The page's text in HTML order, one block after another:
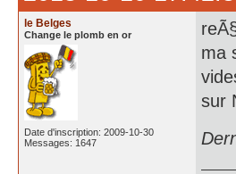
le Belges
Change le plomb en or
Date d'inscription: 2009-10-30
Messages: 1647
ma
sur